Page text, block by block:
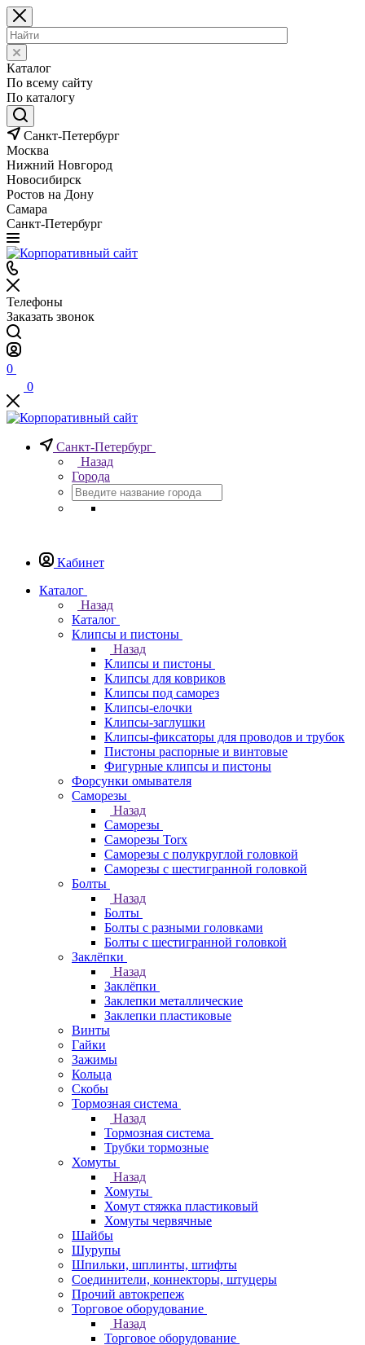
Каталог
По всему сайту
По каталогу
Санкт-Петербург
Москва
Нижний Новгород
Новосибирск
Ростов на Дону
Самара
Санкт-Петербург
Телефоны
Заказать звонок
0
0
Санкт-Петербург
Назад
Города
Кабинет
Каталог
Назад
Каталог
Клипсы и пистоны
Назад
Клипсы и пистоны
Клипсы для ковриков
Клипсы под саморез
Клипсы-елочки
Клипсы-заглушки
Клипсы-фиксаторы для проводов и трубок
Пистоны распорные и винтовые
Фигурные клипсы и пистоны
Форсунки омывателя
Саморезы
Назад
Саморезы
Саморезы Torx
Саморезы с полукруглой головкой
Саморезы с шестигранной головкой
Болты
Назад
Болты
Болты с разными головками
Болты с шестигранной головкой
Заклёпки
Назад
Заклёпки
Заклепки металлические
Заклепки пластиковые
Винты
Гайки
Зажимы
Кольца
Скобы
Тормозная система
Назад
Тормозная система
Трубки тормозные
Хомуты
Назад
Хомуты
Хомут стяжка пластиковый
Хомуты червячные
Шайбы
Шурупы
Шпильки, шплинты, штифты
Соединители, коннекторы, штуцеры
Прочий автокрепеж
Торговое оборудование
Назад
Торговое оборудование